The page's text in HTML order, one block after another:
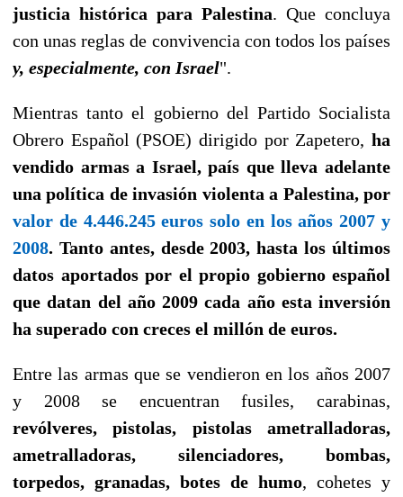
justicia histórica para Palestina. Que concluya
con unas reglas de convivencia con todos los países
y, especialmente, con Israel".
Mientras tanto el gobierno del Partido Socialista
Obrero Español (PSOE) dirigido por Zapetero, ha
vendido armas a Israel, país que lleva adelante
una política de invasión violenta a Palestina, por
valor de 4.446.245 euros solo en los años 2007 y
2008. Tanto antes, desde 2003, hasta los últimos
datos aportados por el propio gobierno español
que datan del año 2009 cada año esta inversión
ha superado con creces el millón de euros.
Entre las armas que se vendieron en los años 2007
y 2008 se encuentran fusiles, carabinas,
revólveres, pistolas, pistolas ametralladoras,
ametralladoras, silenciadores, bombas,
torpedos, granadas, botes de humo, cohetes y